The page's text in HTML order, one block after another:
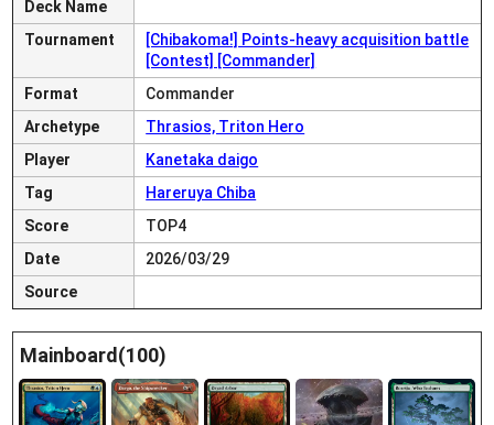
Deck Name
Tournament
[Chibakoma!] Points-heavy acquisition battle
[Contest] [Commander]
Format
Commander
Archetype
Thrasios, Triton Hero
Player
Kanetaka daigo
Tag
Hareruya Chiba
Score
TOP4
Date
2026/03/29
Source
Mainboard(100)